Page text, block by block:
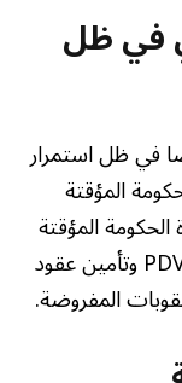
في ظل
في ظل استمرار
المؤقتة
المؤقتة
على الحفاظ على السيطرة على شركة PDVSA وتأمين عقود
المفروضة.